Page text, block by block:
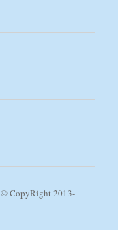
© CopyRight 2013-